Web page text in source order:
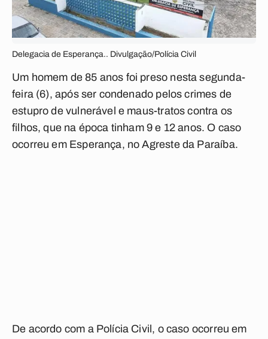
Delegacia de Esperança.. Divulgação/Polícia Civil
Um homem de 85 anos foi preso nesta segunda-
feira (6), após ser condenado pelos crimes de
estupro de vulnerável e maus-tratos contra os
filhos, que na época tinham 9 e 12 anos. O caso
ocorreu em Esperança, no Agreste da Paraíba.
De acordo com a Polícia Civil, o caso ocorreu em